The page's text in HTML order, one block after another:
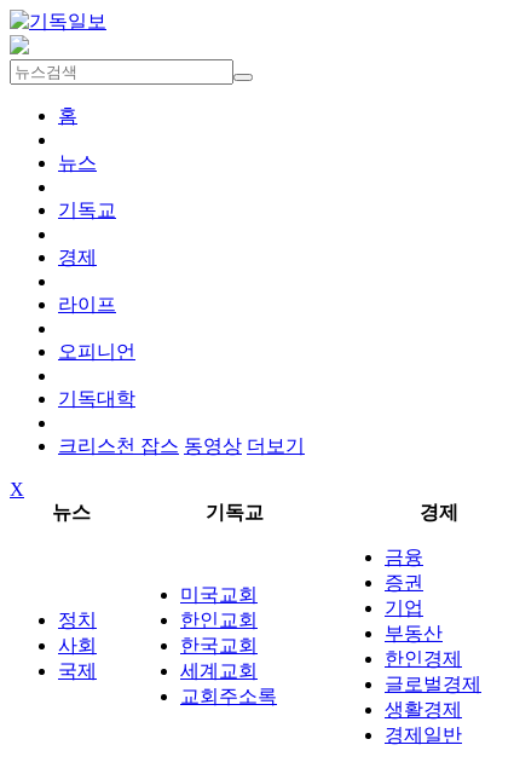
홈
뉴스
기독교
경제
라이프
오피니언
기독대학
크리스천 잡스 동영상 더보기
X
뉴스
기독교 경제
정치
사회
국제
미국교회
한인교회
한국교회
세계교회
교회주소록
금융
증권
기업
부동산
한인경제
글로벌경제
생활경제
경제일반